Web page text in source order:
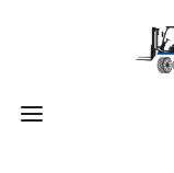
Zum Hauptinhalt